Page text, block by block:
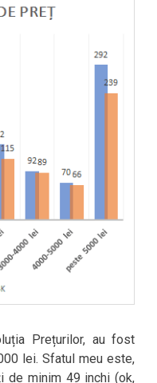
Prețurilor, au fost
lei. Sfatul meu este,
de minim 49 inchi (ok,